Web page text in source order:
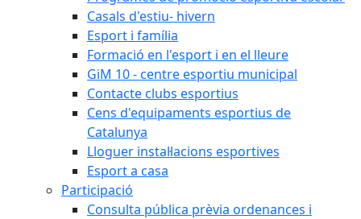
Casals d'estiu- hivern
Esport i família
Formació en l'esport i en el lleure
GiM 10 - centre esportiu municipal
Contacte clubs esportius
Cens d'equipaments esportius de
Catalunya
Lloguer instal·lacions esportives
Esport a casa
Participació
Consulta pública prèvia ordenances i